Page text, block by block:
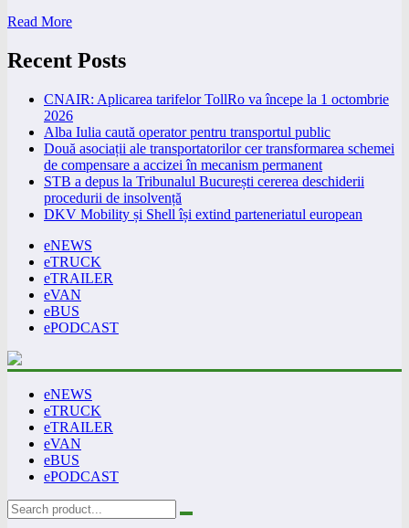
Read More
Recent Posts
CNAIR: Aplicarea tarifelor TollRo va începe la 1 octombrie
2026
Alba Iulia caută operator pentru transportul public
Două asociații ale transportatorilor cer transformarea schemei
de compensare a accizei în mecanism permanent
STB a depus la Tribunalul București cererea deschiderii
procedurii de insolvență
DKV Mobility și Shell își extind parteneriatul european
eNEWS
eTRUCK
eTRAILER
eVAN
eBUS
ePODCAST
eNEWS
eTRUCK
eTRAILER
eVAN
eBUS
ePODCAST